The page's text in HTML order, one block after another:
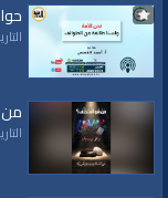
#ضد_التطبيع
#الإمارات
#البحرين
www.alwaqiyah.tv
التاريخ:
التاريخ: